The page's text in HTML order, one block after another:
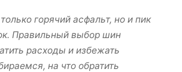
горячий асфальт, но и пик
Правильный выбор шин
расходы и избежать
на что обратить